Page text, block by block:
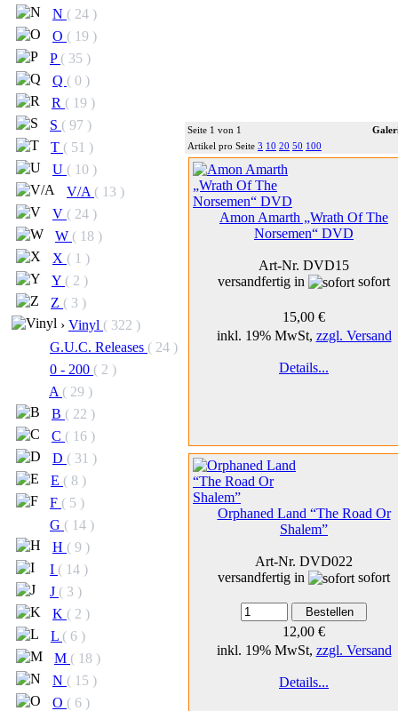
N ( 24 )
O ( 19 )
P ( 35 )
Q ( 0 )
R ( 19 )
S ( 97 )
T ( 51 )
U ( 10 )
V/A ( 13 )
V ( 24 )
W ( 18 )
X ( 1 )
Y ( 2 )
Z ( 3 )
› Vinyl ( 322 )
G.U.C. Releases ( 24 )
0 - 200 ( 2 )
A ( 29 )
B ( 22 )
C ( 16 )
D ( 31 )
E ( 8 )
F ( 5 )
G ( 14 )
H ( 9 )
I ( 14 )
J ( 3 )
K ( 2 )
L ( 6 )
M ( 18 )
N ( 15 )
O ( 6 )
Seite 1 von 1
Artikel pro Seite 3 10 20 50 100
Amon Amarth „Wrath Of The
Norsemen“ DVD
Art-Nr. DVD15
versandfertig in
sofort
15,00 €
inkl. 19% MwSt, zzgl. Versand
Details...
Orphaned Land “The Road Or
Shalem”
Art-Nr. DVD022
versandfertig in
sofort
12,00 €
inkl. 19% MwSt, zzgl. Versand
Details...